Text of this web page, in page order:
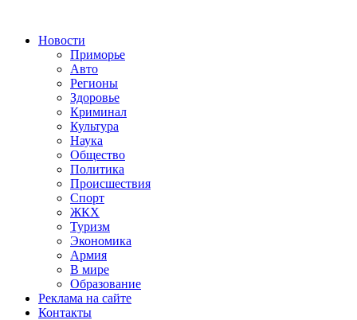
Новости
Приморье
Авто
Регионы
Здоровье
Криминал
Культура
Наука
Общество
Политика
Происшествия
Спорт
ЖКХ
Туризм
Экономика
Армия
В мире
Образование
Реклама на сайте
Контакты